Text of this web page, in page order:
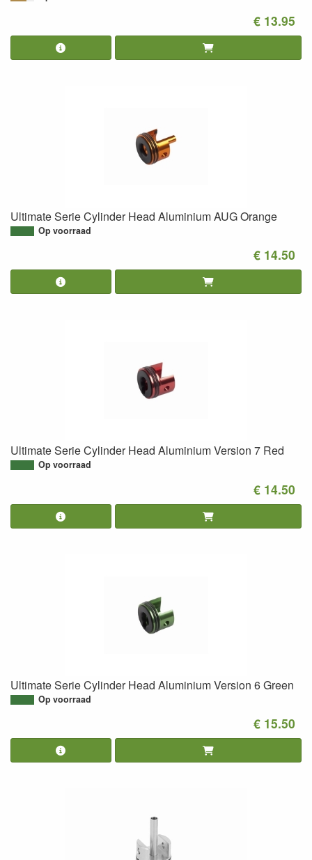
€ 13.95
Ultimate Serie Cylinder Head Aluminium AUG Orange
Op voorraad
€ 14.50
Ultimate Serie Cylinder Head Aluminium Version 7 Red
Op voorraad
€ 14.50
Ultimate Serie Cylinder Head Aluminium Version 6 Green
Op voorraad
€ 15.50